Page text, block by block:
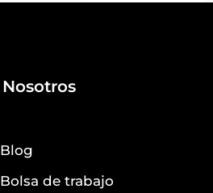
Nosotros
Blog
Bolsa de trabajo